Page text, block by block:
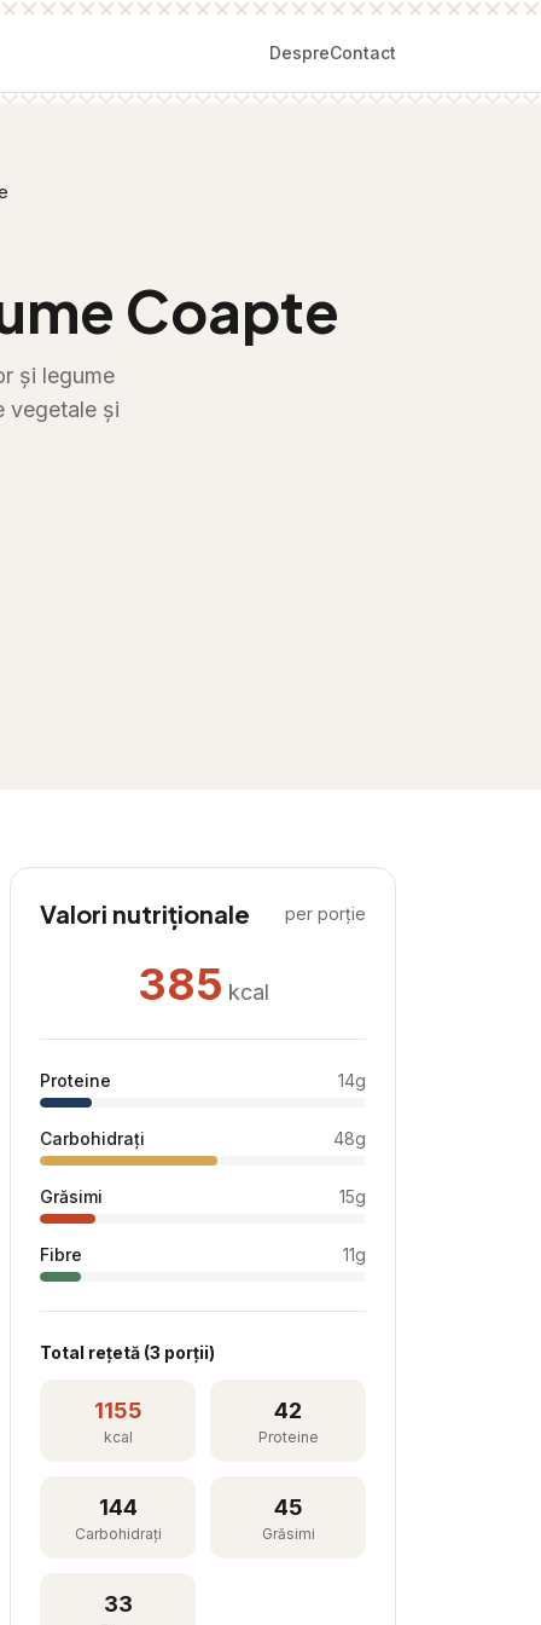
DespreContact
Coapte
și legume
vegetale și
Valori nutriționale per porție
385 kcal
Proteine 14g
Carbohidrați 48g
Grăsimi 15g
Fibre 11g
Total rețetă (3 porții)
1155
kcal
42
Proteine
144
Carbohidrați
45
Grăsimi
33